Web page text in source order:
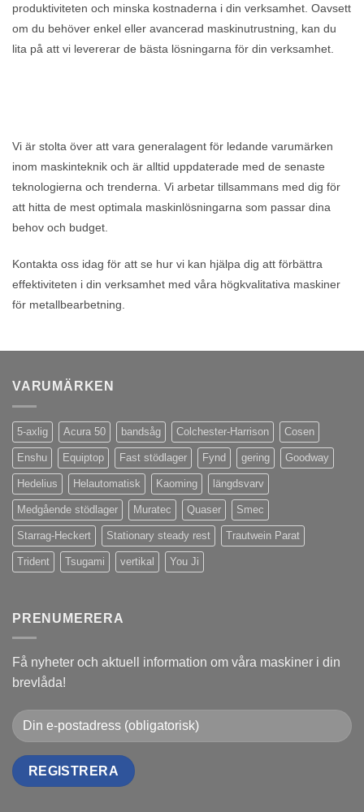
produktiviteten och minska kostnaderna i din verksamhet. Oavsett
om du behöver enkel eller avancerad maskinutrustning, kan du
lita på att vi levererar de bästa lösningarna för din verksamhet.
Vi är stolta över att vara generalagent för ledande varumärken
inom maskinteknik och är alltid uppdaterade med de senaste
teknologierna och trenderna. Vi arbetar tillsammans med dig för
att hitta de mest optimala maskinlösningarna som passar dina
behov och budget.
Kontakta oss idag för att se hur vi kan hjälpa dig att förbättra
effektiviteten i din verksamhet med våra högkvalitativa maskiner
för metallbearbetning.
VARUMÄRKEN
5-axlig Acura 50 bandsåg Colchester-Harrison Cosen
Enshu Equiptop Fast stödlager Fynd gering Goodway
Hedelius Helautomatisk Kaoming längdsvarv
Medgående stödlager Muratec Quaser Smec
Starrag-Heckert Stationary steady rest Trautwein Parat
Trident Tsugami vertikal You Ji
PRENUMERERA
Få nyheter och aktuell information om våra maskiner i din
brevlåda!